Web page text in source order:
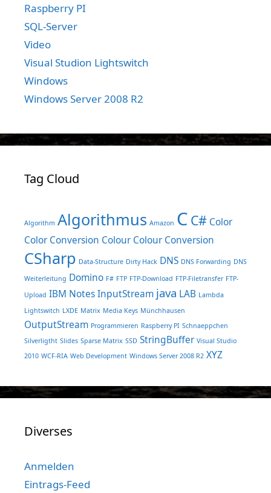
Raspberry PI
SQL-Server
Video
Visual Studion Lightswitch
Windows
Windows Server 2008 R2
Tag Cloud
Algorithm Algorithmus Amazon C C# Color
Color Conversion Colour Colour Conversion
CSharp Data-Structure Dirty Hack DNS DNS Forwarding DNS
Weiterleitung Domino F# FTP FTP-Download FTP-Filetransfer FTP-
Upload IBM NotesInputStream java LAB Lambda
Lightswitch LXDE Matrix Media Keys Münchhausen
OutputStream Programmieren Raspberry PI Schnaeppchen
Silverligtht Slides Sparse Matrix SSD StringBuffer Visual Studio
2010 WCF-RIA Web Development Windows Server 2008 R2 XYZ
Diverses
Anmelden
Eintrags-Feed